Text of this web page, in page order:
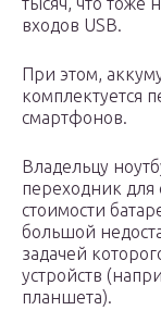
входов USB.
При этом,
комплектуется
смартфонов.
Владельцу
переходник для
стоимости
большой
задачей
устройств
планшета).